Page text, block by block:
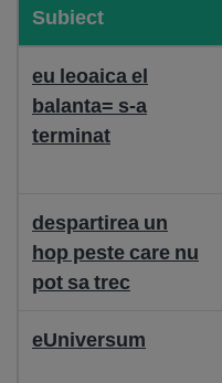
Subiect
eu leoaica el
balanta= s-a
terminat
despartirea un
hop peste care nu
pot sa trec
eUniversum